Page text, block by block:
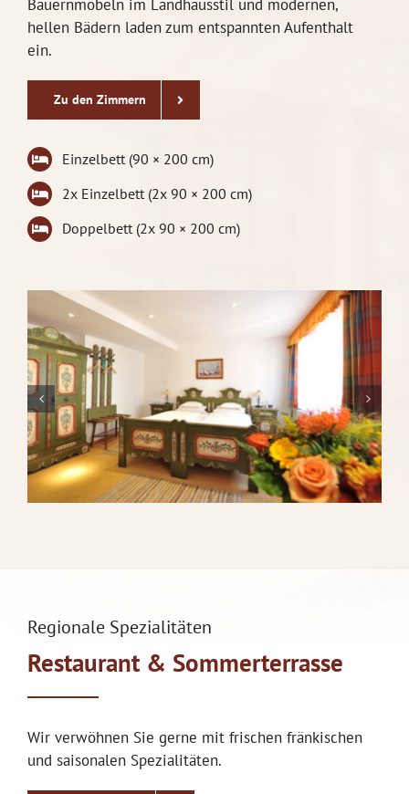
Bauernmöbeln im Landhausstil und modernen,
hellen Bädern laden zum entspannten Aufenthalt
ein.
Zu den Zimmern
Einzelbett (90 × 200 cm)
2x Einzelbett (2x 90 × 200 cm)
Doppelbett (2x 90 × 200 cm)
Regionale Spezialitäten
Restaurant & Sommerterrasse
Wir verwöhnen Sie gerne mit frischen fränkischen
und saisonalen Spezialitäten.